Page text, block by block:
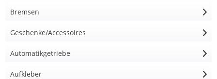
Bremsen
Geschenke/Accessoires
Automatikgetriebe
Aufkleber